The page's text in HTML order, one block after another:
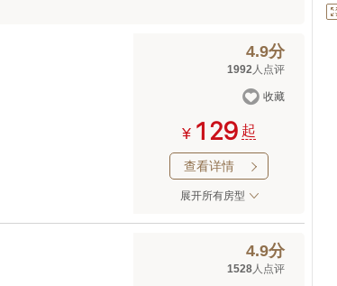
4.9分
1992人点评
 收藏
¥   起
查看详情 
展开所有房型
4.9分
1528人点评